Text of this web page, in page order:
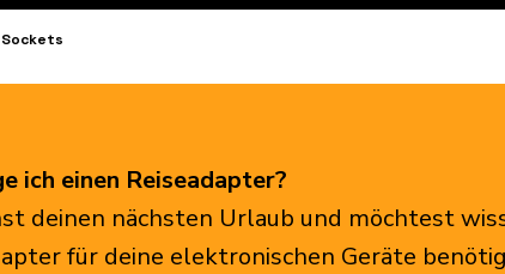
ich einen Reiseadapter?
deinen nächsten Urlaub und möchtest
für deine elektronischen Geräte